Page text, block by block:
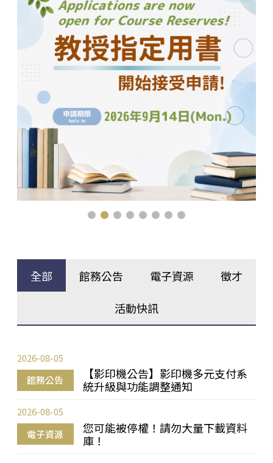
全部 館務公告 電子資源 徵才
活動快訊
館務公告
【影印機公告】影印機多元支付系
統升級與功能調整通知
2026-08-05
電子資源
您可能被停權！請勿大量下載資料
庫！
2026-08-05